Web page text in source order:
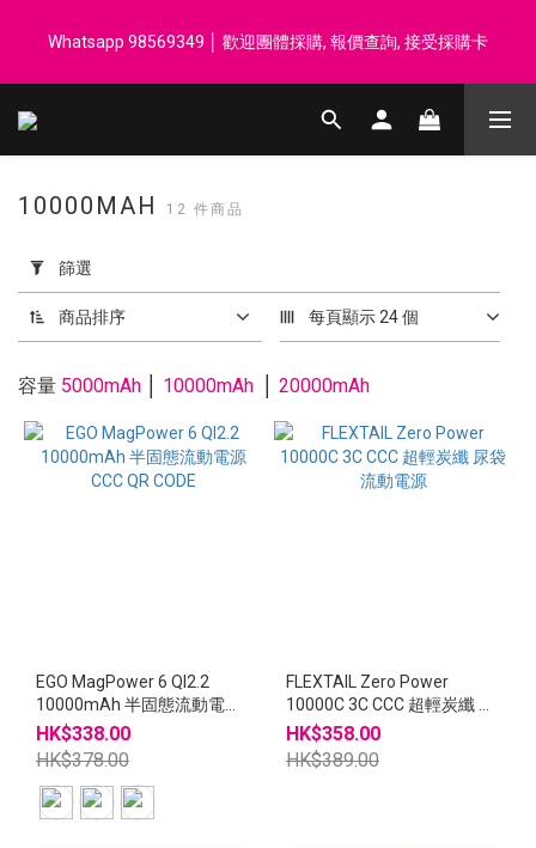
汗毛巾 韓國制 送完即止
Whatsapp 98569349 │ 歡迎團體採購, 報價查詢, 接受採購卡
登記會員享每$50回贈$1 │ 滿HK$899 送 N-rit Campack Towel 吸
用
篩
選
(0/20)
(HK$)
10000MAH 12 件商品
篩選
商品排序 每頁顯示 24 個
容量 5000mAh 10000mAh 20000mAh
EGO MagPower 6 QI2.2
10000mAh 半固態流動電源
CCC QR CODE
HK$338.00
HK$378.00
FLEXTAIL Zero Power
10000C 3C CCC 超輕炭纖 尿
袋 流動電源
HK$358.00
HK$389.00